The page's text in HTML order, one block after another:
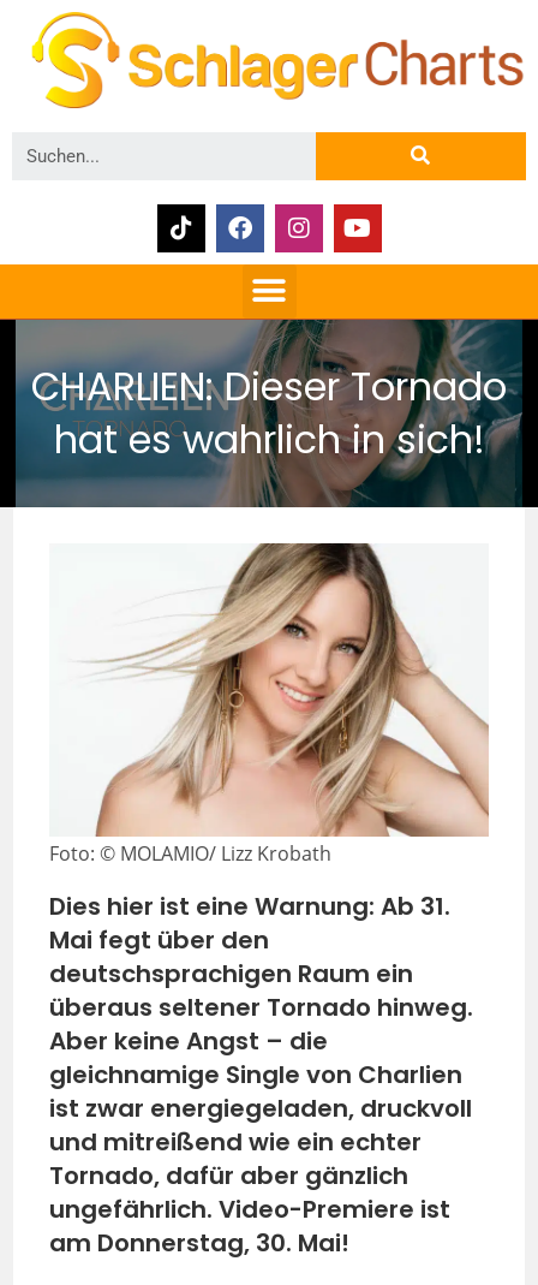
CHARLIEN: Dieser Tornado
hat es wahrlich in sich!
Foto: © MOLAMIO/ Lizz Krobath
Dies hier ist eine Warnung: Ab 31.
Mai fegt über den
deutschsprachigen Raum ein
überaus seltener Tornado hinweg.
Aber keine Angst – die
gleichnamige Single von Charlien
ist zwar energiegeladen, druckvoll
und mitreißend wie ein echter
Tornado, dafür aber gänzlich
ungefährlich. Video-Premiere ist
am Donnerstag, 30. Mai!